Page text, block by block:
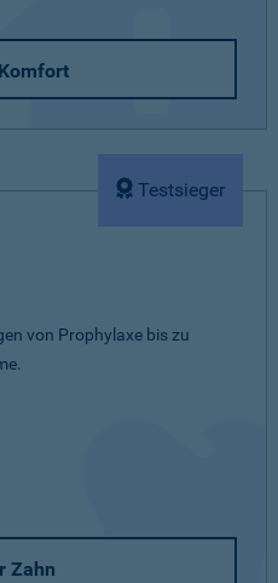
Testsieger
von Prophylaxe bis zu
Zahn